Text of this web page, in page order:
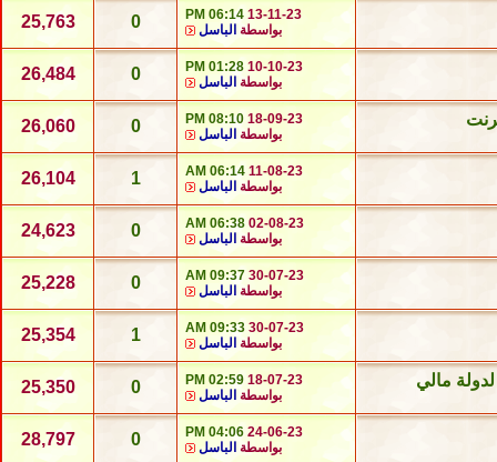
13-11-23
06:14 PM
بواسطة الباسل 0
25,763
10-10-23
01:28 PM
بواسطة الباسل 0
26,484
18-09-23
08:10 PM
بواسطة الباسل 0
26,060
11-08-23
06:14 AM
بواسطة الباسل 1
26,104
02-08-23
06:38 AM
بواسطة الباسل 0
24,623
30-07-23
09:37 AM
بواسطة الباسل 0
25,228
30-07-23
09:33 AM
بواسطة الباسل 1
25,354
مالي 18-07-23
02:59 PM
بواسطة الباسل 0
25,350
24-06-23
04:06 PM
بواسطة الباسل 0
28,797